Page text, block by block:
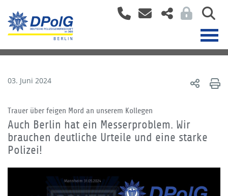
03. Juni 2024
Trauer über feigen Mord an unserem Kollegen
Auch Berlin hat ein Messerproblem. Wir
brauchen deutliche Urteile und eine starke
Polizei!